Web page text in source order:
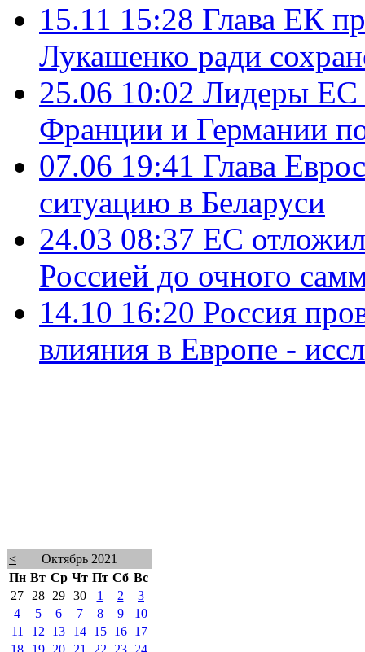
15.11 15:28 Глава ЕК
Лукашенко ради
25.06 10:02 Лидеры ЕС
Франции и Германии
07.06 19:41 Глава
ситуацию в Беларуси
24.03 08:37 ЕС
Россией до очного
14.10 16:20 Россия
влияния в Европе -
<
Октябрь 2021
Пн Вт Ср Чт Пт Сб Вс
27
28 29 30 1 2
3
4
5 6 7 8 9
10
11
12 13 14 15 16
17
18
19 20 21 22 23 24